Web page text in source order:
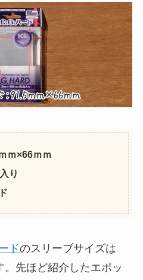
ｍ×66ｍｍ
り
ドのスリーブサイズは
。先ほど紹介したエポッ